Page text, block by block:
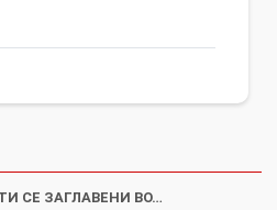
СЕ ЗАГЛАВЕНИ ВО…